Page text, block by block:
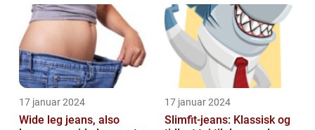
fash...
17 januar 2024
Wide leg jeans, also
17 januar 2024
Slimfit-jeans: Klassisk og